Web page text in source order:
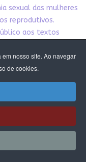
nosso site. Ao navegar
de cookies.
sexual das mulheres
reprodutivos.
aos textos
democracia,
e meninas.